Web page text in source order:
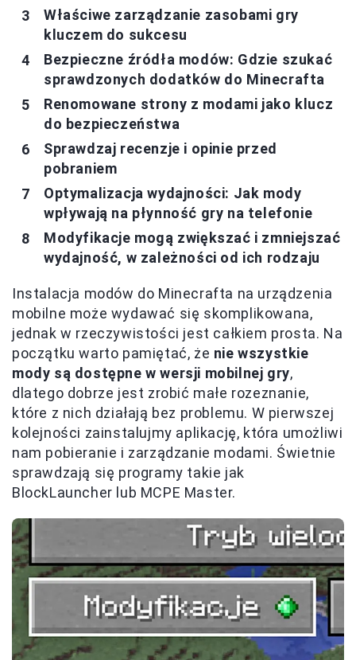
Właściwe zarządzanie zasobami gry
kluczem do sukcesu
Bezpieczne źródła modów: Gdzie szukać
sprawdzonych dodatków do Minecrafta
Renomowane strony z modami jako klucz
do bezpieczeństwa
Sprawdzaj recenzje i opinie przed
pobraniem
Optymalizacja wydajności: Jak mody
wpływają na płynność gry na telefonie
Modyfikacje mogą zwiększać i zmniejszać
wydajność, w zależności od ich rodzaju
Instalacja modów do Minecrafta na urządzenia
mobilne może wydawać się skomplikowana,
jednak w rzeczywistości jest całkiem prosta. Na
początku warto pamiętać, że nie wszystkie
mody są dostępne w wersji mobilnej gry,
dlatego dobrze jest zrobić małe rozeznanie,
które z nich działają bez problemu. W pierwszej
kolejności zainstalujmy aplikację, która umożliwi
nam pobieranie i zarządzanie modami. Świetnie
sprawdzają się programy takie jak
BlockLauncher lub MCPE Master.